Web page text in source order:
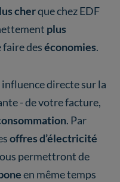
cherque chez EDF
plus
faire deséconomies.
influence directe sur la
- de votre facture,
. Par
offres d’électricité
permettront de
en même temps